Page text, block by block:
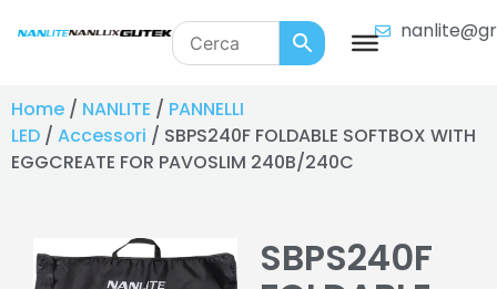
Home / NANLITE / PANNELLI
LED / Accessori / SBPS240F FOLDABLE SOFTBOX WITH
EGGCREATE FOR PAVOSLIM 240B/240C
SBPS240F